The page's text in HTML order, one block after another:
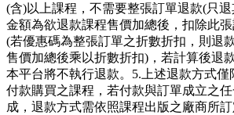
(含)以上課程，不需要整張訂單退款(只
金額為欲退款課程售價加總後，扣除此
(若優惠碼為整張訂單之折數折扣，則退
售價加總後乘以折數折扣)，若計算後退
本平台將不執行退款。5.上述退款方式
付款購買之課程，若付款與訂單成立之
成，退款方式需依照課程出版之廠商所訂